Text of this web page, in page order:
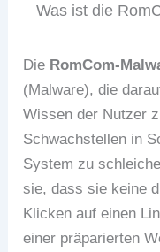
Was ist die
Die RomCom-
(Malware), die
Wissen der Nutzer
Schwachstellen in
System zu
sie, dass sie keine
Klicken auf einen
einer präparierten